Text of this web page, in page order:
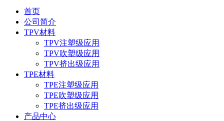
首页
公司简介
TPV材料
TPV注塑级应用
TPV吹塑级应用
TPV挤出级应用
TPE材料
TPE注塑级应用
TPE吹塑级应用
TPE挤出级应用
产品中心